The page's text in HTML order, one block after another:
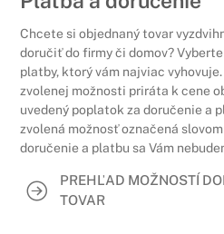
Chcete si objednaný tovar
doručiť do firmy či domov?
platby, ktorý vám najviac
zvolenej možnosti priráta k cene
uvedený poplatok za doručenie a
zvolená možnosť označená
doručenie a platbu sa Vám
PREHĽAD MOŽNOSTÍ
TOVAR